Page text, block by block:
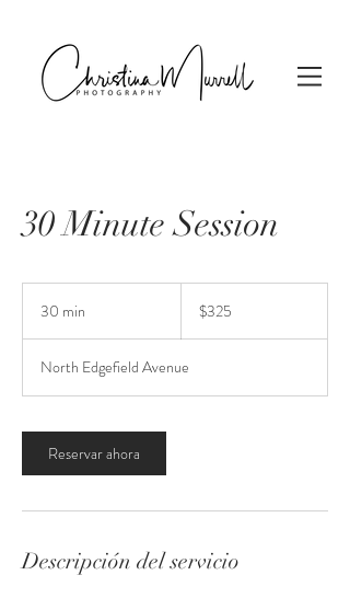
30 Minute Session
30 min
m
i
estadounidenses
$325
North Edgefield Avenue
Reservar ahora
Descripción del servicio